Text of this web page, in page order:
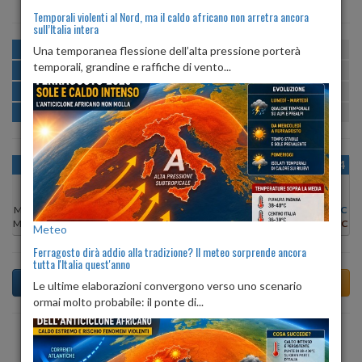
MATTINA min:21º max:24º U:
POMERIGGIO min:25º max:28º
SERA min:24º max:30º U:58% 84%
NOTTE min: 21º max:24º U:86%
OGGI
Min:
24°C
Max:27°C
DOM 09
Min:
Max:30°C
LUN 10
Min:27°C
Max:31°C
MAR 11
Min:
27°C
Max:31°C
MER 12
Max:30°C
GIO 13
Min:25°C
Max:29°C
VEN 14
25°C
Max:28°C
Previsioni del Tempo a Torre Bormida tra 6 giorni
Temporali violenti al Nord, ma il caldo africano non arretra ancora
sull’Italia intera
Una temporanea flessione dell’alta pressione porterà
temporali, grandine e raffiche di vento...
Meteo
Ferragosto dirà addio alla tradizione? Il meteo sorprende ancora
tutta l'Italia quest'anno
Le ultime elaborazioni convergono verso uno scenario
ormai molto probabile: il ponte di...